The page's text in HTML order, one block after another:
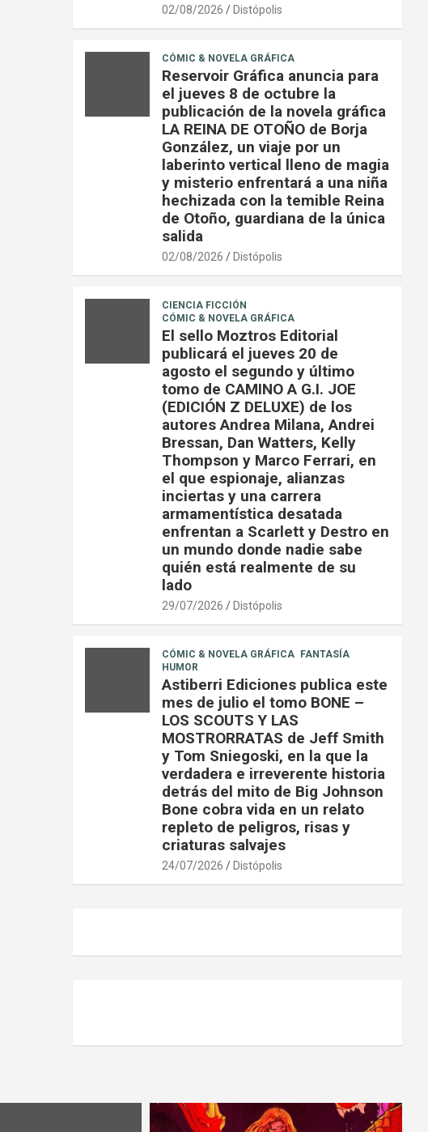
02/08/2026 Distópolis
CÓMIC & NOVELA GRÁFICA
Reservoir Gráfica anuncia para
el jueves 8 de octubre la
publicación de la novela gráfica
LA REINA DE OTOÑO de Borja
González, un viaje por un
laberinto vertical lleno de magia
y misterio enfrentará a una niña
hechizada con la temible Reina
de Otoño, guardiana de la única
salida
02/08/2026 Distópolis
CIENCIA FICCIÓN
CÓMIC & NOVELA GRÁFICA
El sello Moztros Editorial
publicará el jueves 20 de
agosto el segundo y último
tomo de CAMINO A G.I. JOE
(EDICIÓN Z DELUXE) de los
autores Andrea Milana, Andrei
Bressan, Dan Watters, Kelly
Thompson y Marco Ferrari, en
el que espionaje, alianzas
inciertas y una carrera
armamentística desatada
enfrentan a Scarlett y Destro en
un mundo donde nadie sabe
quién está realmente de su
lado
29/07/2026 Distópolis
CÓMIC & NOVELA GRÁFICA
FANTASÍA
HUMOR
Astiberri Ediciones publica este
mes de julio el tomo BONE –
LOS SCOUTS Y LAS
MOSTRORRATAS de Jeff Smith
y Tom Sniegoski, en la que la
verdadera e irreverente historia
detrás del mito de Big Johnson
Bone cobra vida en un relato
repleto de peligros, risas y
criaturas salvajes
24/07/2026 Distópolis